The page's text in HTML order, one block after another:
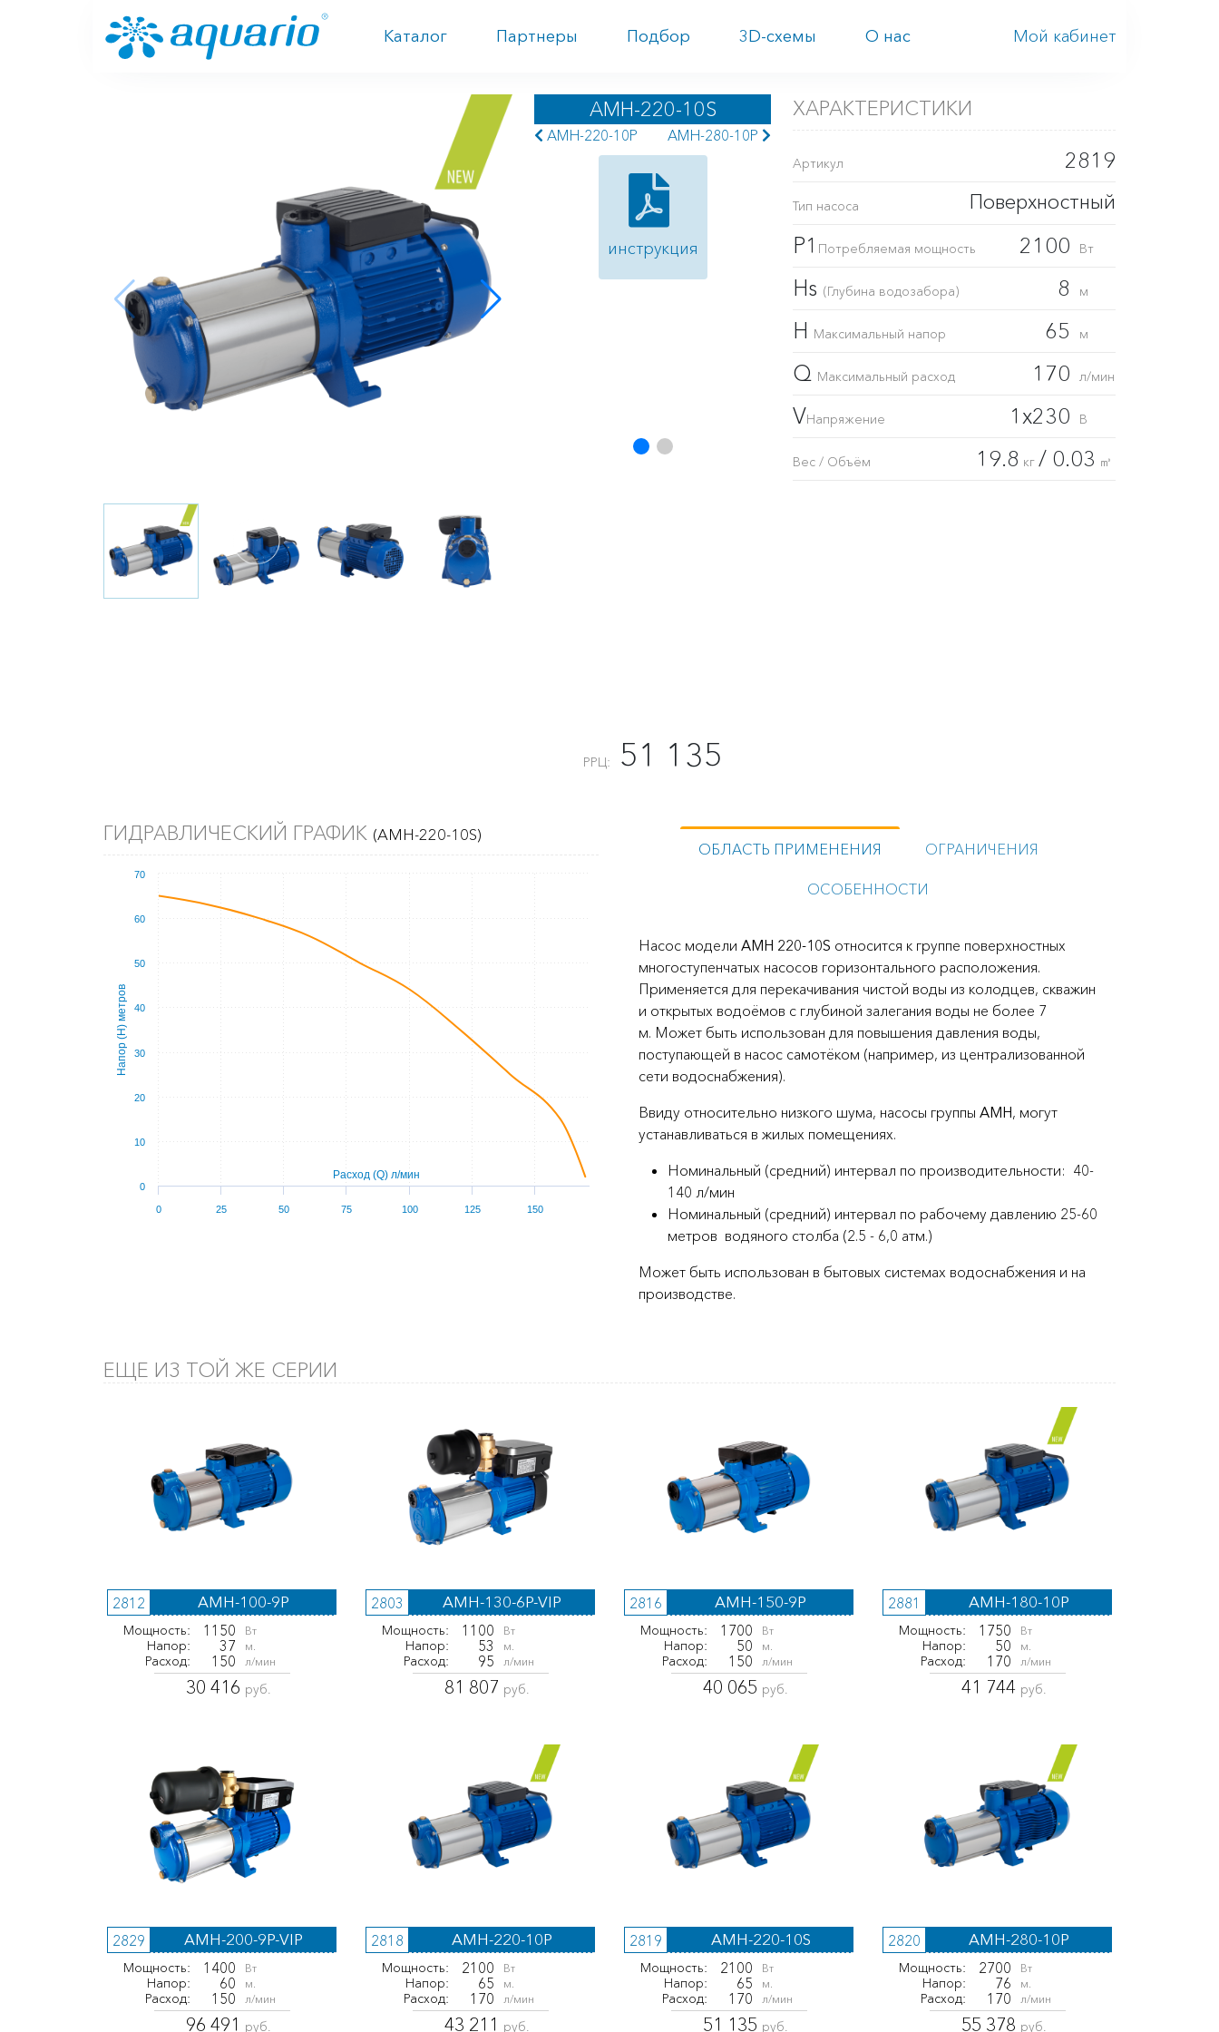
Каталог Партнеры Подбор 3D-схемы О нас Мой кабинет
AMH-220-10S
AMH-220-10P AMH-280-10P
инструкция
РРЦ: 51 135
ХАРАКТЕРИСТИКИ
Артикул 2819
Тип насоса Поверхностный
P1 Потребляемая мощность 2100 Вт
Hs (Глубина водозабора) 8 м
H Максимальный напор 65 м
Q Максимальный расход 170 л/мин
VНапряжение 1x230 В
Вес / Объём 19.8 кг / 0.03 ㎥
ГИДРАВЛИЧЕСКИЙ ГРАФИК (AMH-220-10S)
Расход (Q) л/мин
Напор (Н) метров
0 25 50 75 100 125 150
0
10
20
30
40
50
60
70
ОБЛАСТЬ ПРИМЕНЕНИЯ ОГРАНИЧЕНИЯ
ОСОБЕННОСТИ
Насос модели AMH 220-10S относится к группе поверхностных
многоступенчатых насосов горизонтального расположения.
Применяется для перекачивания чистой воды из колодцев, скважин
и открытых водоёмов с глубиной залегания воды не более 7
м. Может быть использован для повышения давления воды,
поступающей в насос самотёком (например, из централизованной
сети водоснабжения).
Ввиду относительно низкого шума, насосы группы AMH, могут
устанавливаться в жилых помещениях.
Номинальный (средний) интервал по производительности: 40-
140 л/мин
Номинальный (средний) интервал по рабочему давлению 25-60
метров водяного столба (2.5 - 6,0 атм.)
Может быть использован в бытовых системах водоснабжения и на
производстве.
ЕЩЕ ИЗ ТОЙ ЖЕ СЕРИИ
2812 AMH-100-9P
Мощность: 1150 Вт
Напор: 37 м.
Расход: 150 л/мин
30 416 руб.
2803 AMH-130-6P-VIP
Мощность: 1100 Вт
Напор: 53 м.
Расход: 95 л/мин
81 807 руб.
2816 AMH-150-9P
Мощность: 1700 Вт
Напор: 50 м.
Расход: 150 л/мин
40 065 руб.
2881 AMH-180-10P
Мощность: 1750 Вт
Напор: 50 м.
Расход: 170 л/мин
41 744 руб.
2829 AMH-200-9P-VIP
Мощность: 1400 Вт
Напор: 60 м.
Расход: 150 л/мин
96 491 руб.
2818 AMH-220-10P
Мощность: 2100 Вт
Напор: 65 м.
Расход: 170 л/мин
43 211 руб.
2819 AMH-220-10S
Мощность: 2100 Вт
Напор: 65 м.
Расход: 170 л/мин
51 135 руб.
2820 AMH-280-10P
Мощность: 2700 Вт
Напор: 76 м.
Расход: 170 л/мин
55 378 руб.